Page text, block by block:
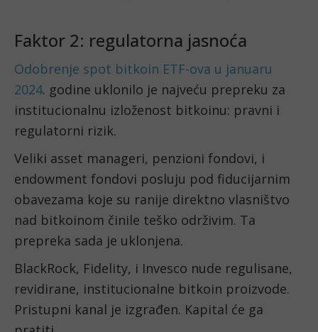
Faktor 2: regulatorna jasnoća
Odobrenje spot bitkoin ETF-ova u januaru
2024. godine uklonilo je najveću prepreku za
institucionalnu izloženost bitkoinu: pravni i
regulatorni rizik.
Veliki asset manageri, penzioni fondovi, i
endowment fondovi posluju pod fiducijarnim
obavezama koje su ranije direktno vlasništvo
nad bitkoinom činile teško održivim. Ta
prepreka sada je uklonjena.
BlackRock, Fidelity, i Invesco nude regulisane,
revidirane, institucionalne bitkoin proizvode.
Pristupni kanal je izgrađen. Kapital će ga